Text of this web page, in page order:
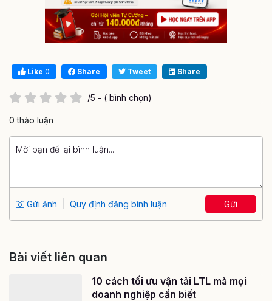
Like 0 Share Tweet Share
/5 - ( bình chọn)
0 thảo luận
Gửi ảnh Quy định đăng bình luận Gửi
Bài viết liên quan
10 cách tối ưu vận tải LTL mà mọi
doanh nghiệp cần biết